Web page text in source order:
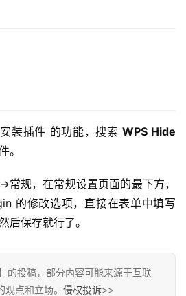
装插件 的功能，搜索 WPS Hide
。
常规，在常规设置页面的最下方，
的修改选项，直接在表单中填写
后保存就行了。
的投稿，部分内容可能来源于互联
点和立场。 侵权投诉>>